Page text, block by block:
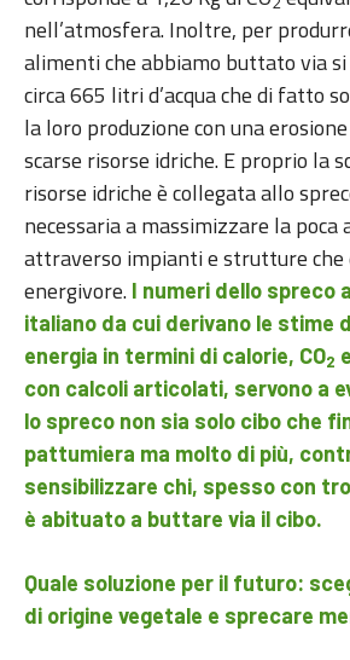
nell’atmosfera. Inoltre, per
alimenti che abbiamo buttato via
circa 665 litri d’acqua che di fatto
la loro produzione con una
scarse risorse idriche.E proprio la
risorse idriche è collegata allo
necessaria a massimizzare la poca
attraverso impianti e strutture che
energivore. I numeri dello spreco
italiano da cui derivano le stime
energia in termini di calorie, CO2
con calcoli articolati, servono a
lo spreco non sia solo cibo che
pattumiera ma molto di più,
sensibilizzare chi, spesso con
è abituato a buttare via il cibo.
Quale soluzione per il futuro:
di origine vegetale e sprecare